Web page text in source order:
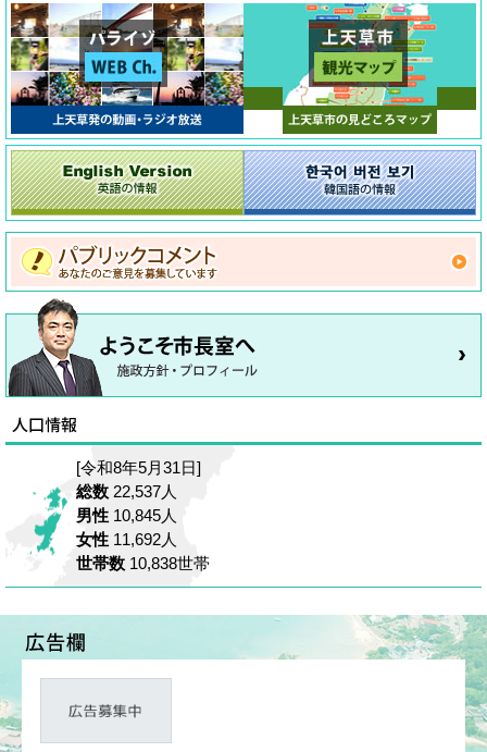
[令和8年5月31日]
総数 22,537人
男性 10,845人
女性 11,692人
世帯数 10,838世帯